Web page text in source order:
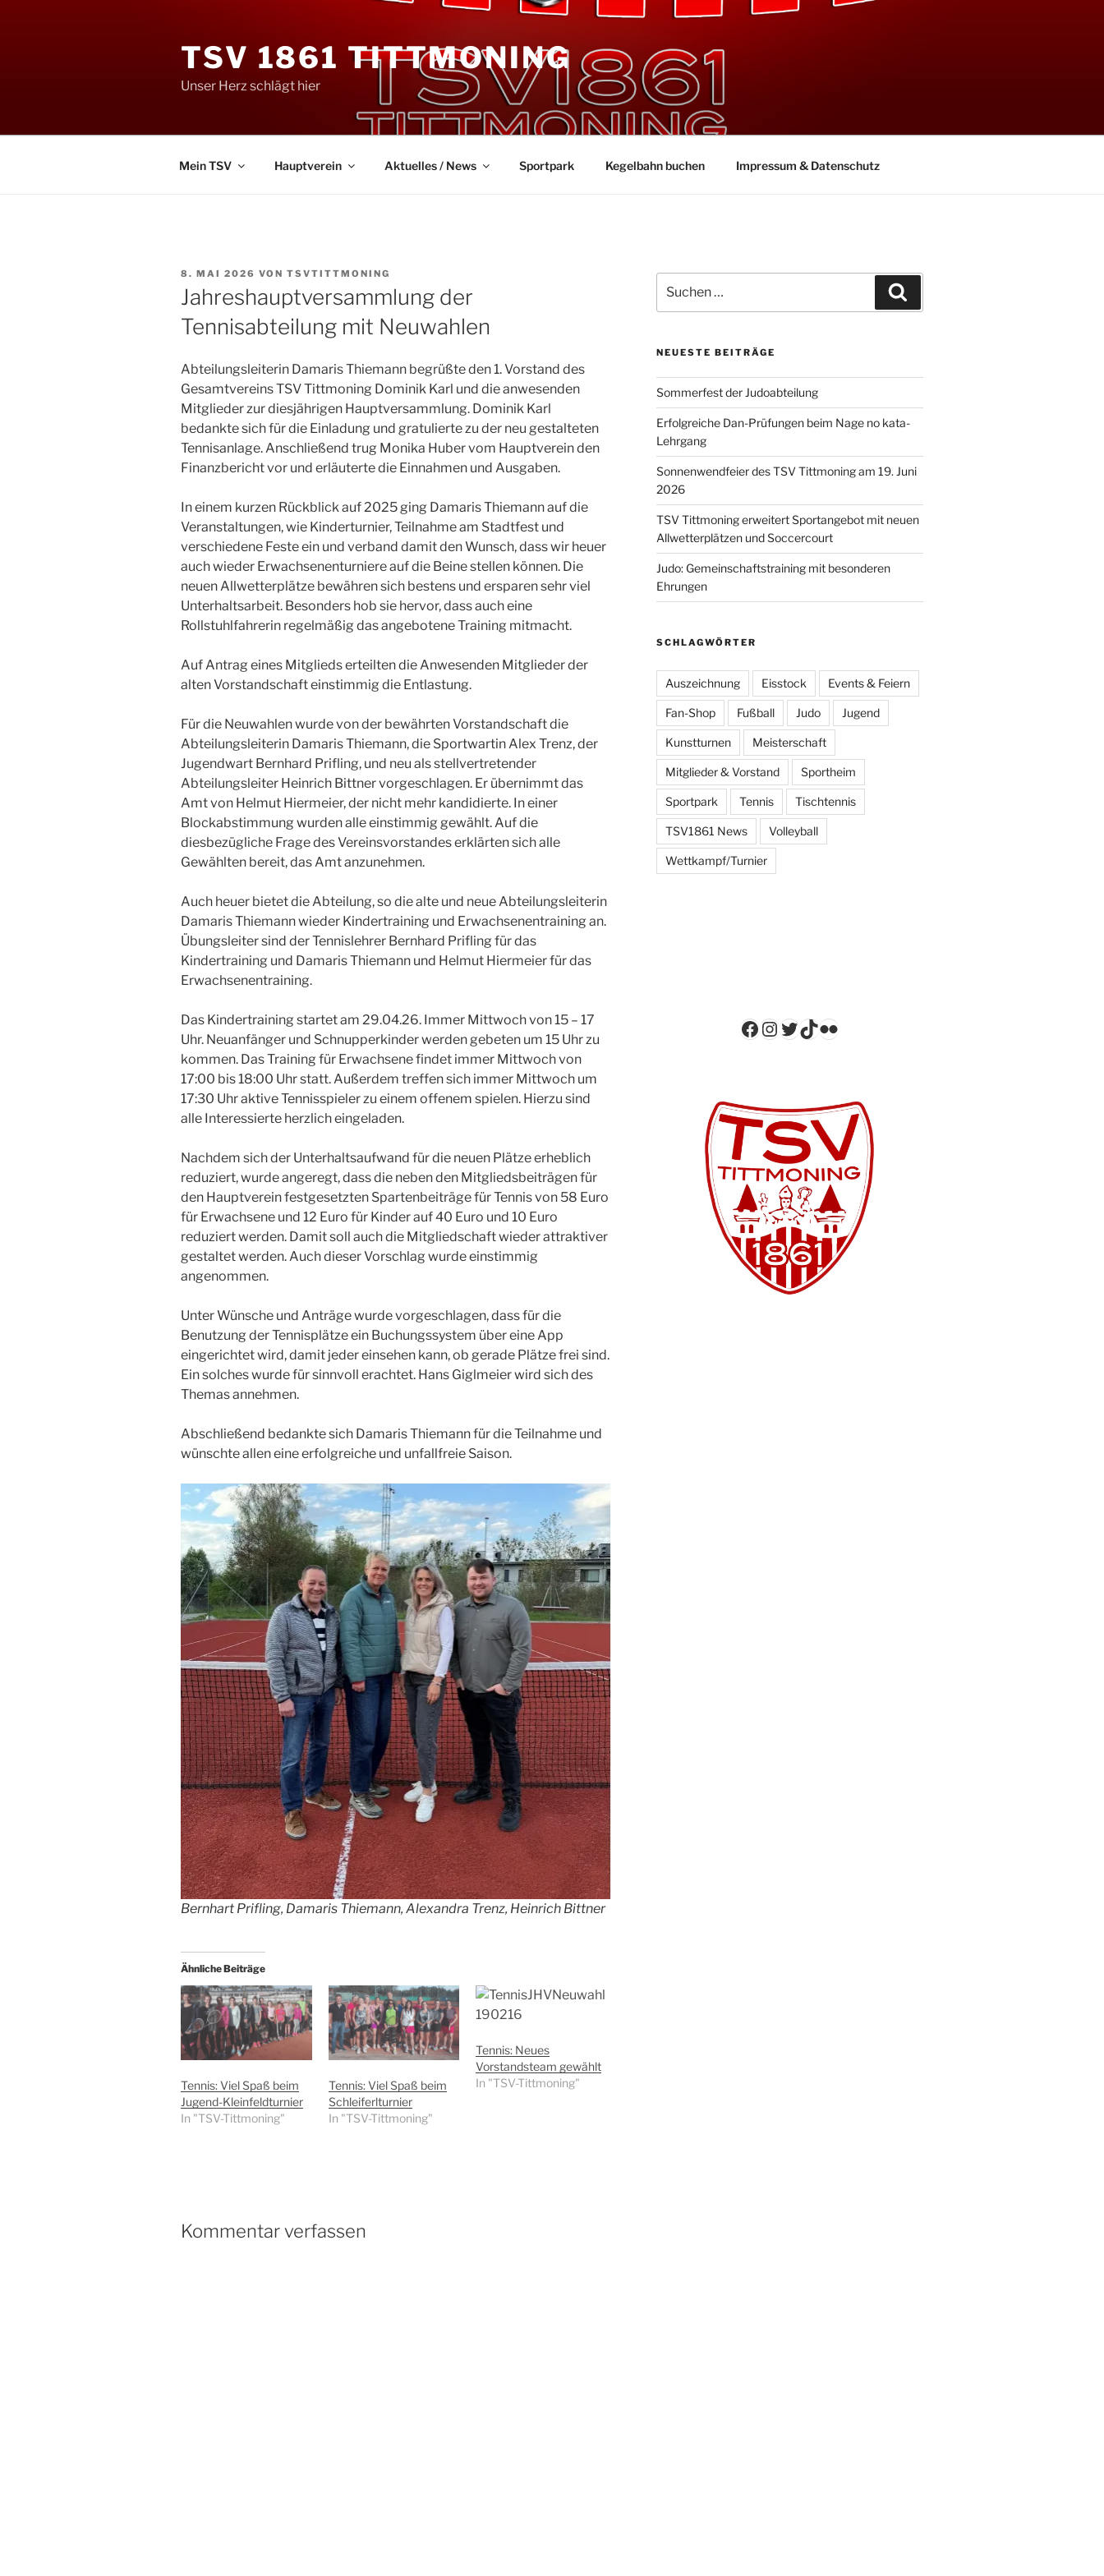
TSV 1861 TITTMONING
Unser Herz schlägt hier
Mein TSV Hauptverein Aktuelles / News Sportpark Kegelbahn buchen Impressum & Datenschutz
VERÖFFENTLICHT
AM
8. MAI 2026 VON TSVTITTMONING
Jahreshauptversammlung der
Tennisabteilung mit Neuwahlen
Abteilungsleiterin Damaris Thiemann begrüßte den 1. Vorstand des
Gesamtvereins TSV Tittmoning Dominik Karl und die anwesenden
Mitglieder zur diesjährigen Hauptversammlung. Dominik Karl
bedankte sich für die Einladung und gratulierte zu der neu gestalteten
Tennisanlage. Anschließend trug Monika Huber vom Hauptverein den
Finanzbericht vor und erläuterte die Einnahmen und Ausgaben.
In einem kurzen Rückblick auf 2025 ging Damaris Thiemann auf die
Veranstaltungen, wie Kinderturnier, Teilnahme am Stadtfest und
verschiedene Feste ein und verband damit den Wunsch, dass wir heuer
auch wieder Erwachsenenturniere auf die Beine stellen können. Die
neuen Allwetterplätze bewähren sich bestens und ersparen sehr viel
Unterhaltsarbeit. Besonders hob sie hervor, dass auch eine
Rollstuhlfahrerin regelmäßig das angebotene Training mitmacht.
Auf Antrag eines Mitglieds erteilten die Anwesenden Mitglieder der
alten Vorstandschaft einstimmig die Entlastung.
Für die Neuwahlen wurde von der bewährten Vorstandschaft die
Abteilungsleiterin Damaris Thiemann, die Sportwartin Alex Trenz, der
Jugendwart Bernhard Prifling, und neu als stellvertretender
Abteilungsleiter Heinrich Bittner vorgeschlagen. Er übernimmt das
Amt von Helmut Hiermeier, der nicht mehr kandidierte. In einer
Blockabstimmung wurden alle einstimmig gewählt. Auf die
diesbezügliche Frage des Vereinsvorstandes erklärten sich alle
Gewählten bereit, das Amt anzunehmen.
Auch heuer bietet die Abteilung, so die alte und neue Abteilungsleiterin
Damaris Thiemann wieder Kindertraining und Erwachsenentraining an.
Übungsleiter sind der Tennislehrer Bernhard Prifling für das
Kindertraining und Damaris Thiemann und Helmut Hiermeier für das
Erwachsenentraining.
Das Kindertraining startet am 29.04.26. Immer Mittwoch von 15 – 17
Uhr. Neuanfänger und Schnupperkinder werden gebeten um 15 Uhr zu
kommen. Das Training für Erwachsene findet immer Mittwoch von
17:00 bis 18:00 Uhr statt. Außerdem treffen sich immer Mittwoch um
17:30 Uhr aktive Tennisspieler zu einem offenem spielen. Hierzu sind
alle Interessierte herzlich eingeladen.
Nachdem sich der Unterhaltsaufwand für die neuen Plätze erheblich
reduziert, wurde angeregt, dass die neben den Mitgliedsbeiträgen für
den Hauptverein festgesetzten Spartenbeiträge für Tennis von 58 Euro
für Erwachsene und 12 Euro für Kinder auf 40 Euro und 10 Euro
reduziert werden. Damit soll auch die Mitgliedschaft wieder attraktiver
gestaltet werden. Auch dieser Vorschlag wurde einstimmig
angenommen.
Unter Wünsche und Anträge wurde vorgeschlagen, dass für die
Benutzung der Tennisplätze ein Buchungssystem über eine App
eingerichtet wird, damit jeder einsehen kann, ob gerade Plätze frei sind.
Ein solches wurde für sinnvoll erachtet. Hans Giglmeier wird sich des
Themas annehmen.
Abschließend bedankte sich Damaris Thiemann für die Teilnahme und
wünschte allen eine erfolgreiche und unfallfreie Saison.
Bernhart Prifling, Damaris Thiemann, Alexandra Trenz, Heinrich Bittner
Ähnliche Beiträge
Tennis: Viel Spaß beim
Jugend-Kleinfeldturnier
In "TSV-Tittmoning"
Tennis: Viel Spaß beim
Schleiferlturnier
In "TSV-Tittmoning"
Tennis: Neues
Vorstandsteam gewählt
In "TSV-Tittmoning"
Kommentar verfassen
nach:
NEUESTE BEITRÄGE
Sommerfest der Judoabteilung
Erfolgreiche Dan-Prüfungen beim Nage no kata-
Lehrgang
Sonnenwendfeier des TSV Tittmoning am 19. Juni
2026
TSV Tittmoning erweitert Sportangebot mit neuen
Allwetterplätzen und Soccercourt
Judo: Gemeinschaftstraining mit besonderen
Ehrungen
SCHLAGWÖRTER
Auszeichnung Eisstock Events & Feiern
Fan-Shop Fußball Judo Jugend
Kunstturnen Meisterschaft
Mitglieder & Vorstand Sportheim
Sportpark Tennis Tischtennis
TSV1861 News Volleyball
Wettkampf/Turnier
Facebook
Instagram
Twitter
TikTok
Flickr